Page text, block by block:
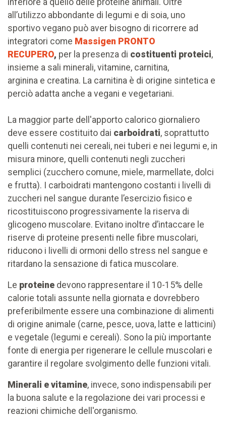
inferiore a quello delle proteine animali. Oltre
all’utilizzo abbondante di legumi e di soia, uno
sportivo vegano può aver bisogno di ricorrere ad
integratori come Massigen PRONTO
RECUPERO, per la presenza di costituenti proteici,
insieme a sali minerali, vitamine, carnitina,
arginina e creatina. La carnitina è di origine sintetica e
perciò adatta anche a vegani e vegetariani.
La maggior parte dell'apporto calorico giornaliero
deve essere costituito dai carboidrati, soprattutto
quelli contenuti nei cereali, nei tuberi e nei legumi e, in
misura minore, quelli contenuti negli zuccheri
semplici (zucchero comune, miele, marmellate, dolci
e frutta). I carboidrati mantengono costanti i livelli di
zuccheri nel sangue durante l’esercizio fisico e
ricostituiscono progressivamente la riserva di
glicogeno muscolare. Evitano inoltre d’intaccare le
riserve di proteine presenti nelle fibre muscolari,
riducono i livelli di ormoni dello stress nel sangue e
ritardano la sensazione di fatica muscolare.
Le proteine devono rappresentare il 10-15% delle
calorie totali assunte nella giornata e dovrebbero
preferibilmente essere una combinazione di alimenti
di origine animale (carne, pesce, uova, latte e latticini)
e vegetale (legumi e cereali). Sono la più importante
fonte di energia per rigenerare le cellule muscolari e
garantire il regolare svolgimento delle funzioni vitali.
Minerali e vitamine, invece, sono indispensabili per
la buona salute e la regolazione dei vari processi e
reazioni chimiche dell'organismo.